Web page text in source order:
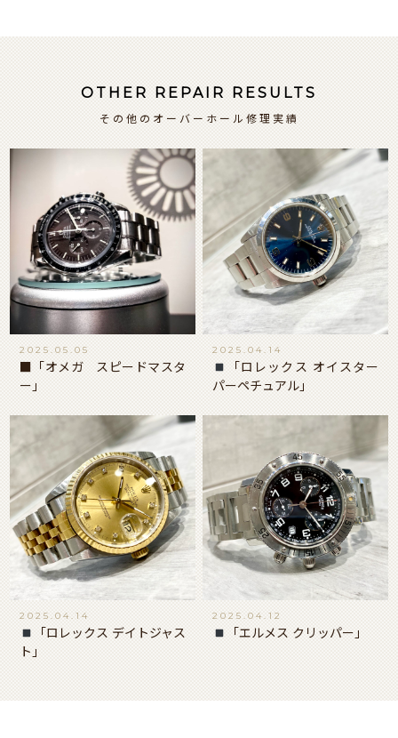
OTHER REPAIR RESULTS
その他のオーバーホール修理実績
2025.05.05
■「オメガ スピードマスタ
ー」
2025.04.14
「ロレックス オイスター
パーペチュアル」
2025.04.14
「ロレックス デイトジャス
ト」
2025.04.12
「エルメス クリッパー」